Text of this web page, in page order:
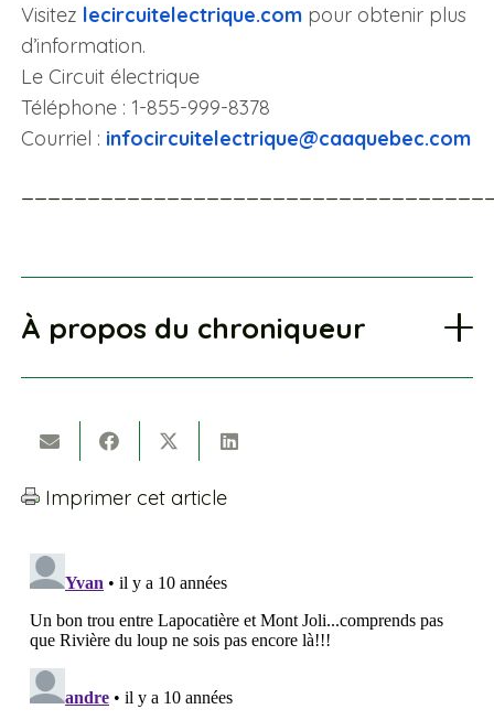
Visitez lecircuitelectrique.compour obtenir plus
d’information.
Le Circuit électrique
Téléphone : 1-855-999-8378
Courriel : infocircuitelectrique@caaquebec.com
À propos du chroniqueur
Imprimer cet article